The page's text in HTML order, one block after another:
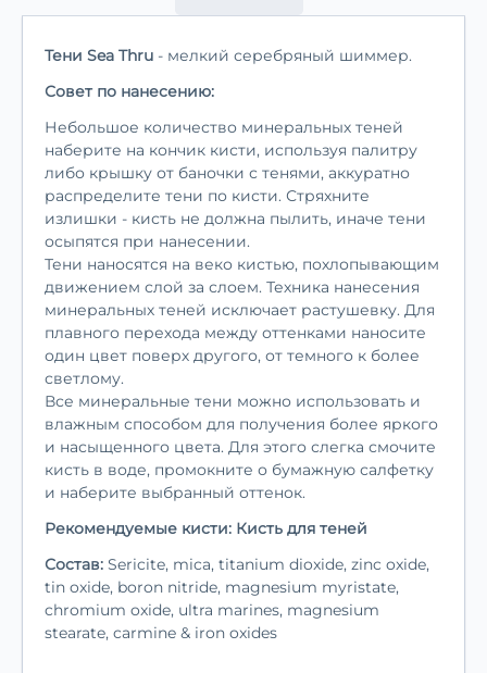
Тени Sea Thru - мелкий серебряный шиммер.
Совет по нанесению:
Небольшое количество минеральных теней
наберите на кончик кисти, используя палитру
либо крышку от баночки с тенями, аккуратно
распределите тени по кисти. Стряхните
излишки - кисть не должна пылить, иначе тени
осыпятся при нанесении.
Тени наносятся на веко кистью, похлопывающим
движением слой за слоем. Техника нанесения
минеральных теней исключает растушевку. Для
плавного перехода между оттенками наносите
один цвет поверх другого, от темного к более
светлому.
Все минеральные тени можно использовать и
влажным способом для получения более яркого
и насыщенного цвета. Для этого слегка смочите
кисть в воде, промокните о бумажную салфетку
и наберите выбранный оттенок.
Рекомендуемые кисти: Кисть для теней
Состав: Sericite, mica, titanium dioxide, zinc oxide,
tin oxide, boron nitride, magnesium myristate,
chromium oxide, ultra marines, magnesium
stearate, carmine & iron oxides